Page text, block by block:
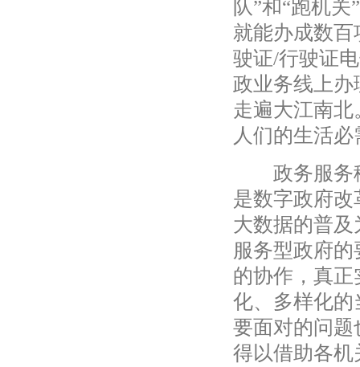
队”和“跑机
就能办成数
驶证/行驶证
政业务线上
走遍大江南
人们的生活必
政务服务移
是数字政府
大数据的普及
服务型政府
的协作，真
化、多样化
要面对的问
得以借助各